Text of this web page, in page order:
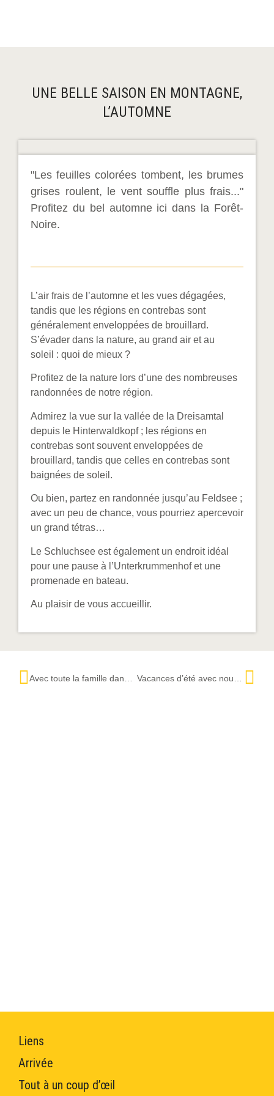
UNE BELLE SAISON EN MONTAGNE,
L’AUTOMNE
"Les feuilles colorées tombent, les brumes
grises roulent, le vent souffle plus frais..."
Profitez du bel automne ici dans la Forêt-
Noire.
L’air frais de l’automne et les vues dégagées,
tandis que les régions en contrebas sont
généralement enveloppées de brouillard.
S’évader dans la nature, au grand air et au
soleil : quoi de mieux ?
Profitez de la nature lors d’une des nombreuses
randonnées de notre région.
Admirez la vue sur la vallée de la Dreisamtal
depuis le Hinterwaldkopf ; les régions en
contrebas sont souvent enveloppées de
brouillard, tandis que celles en contrebas sont
baignées de soleil.
Ou bien, partez en randonnée jusqu’au Feldsee ;
avec un peu de chance, vous pourriez apercevoir
un grand tétras…
Le Schluchsee est également un endroit idéal
pour une pause à l’Unterkrummenhof et une
promenade en bateau.
Au plaisir de vous accueillir.
Liens
Arrivée
Tout à un coup d’œil